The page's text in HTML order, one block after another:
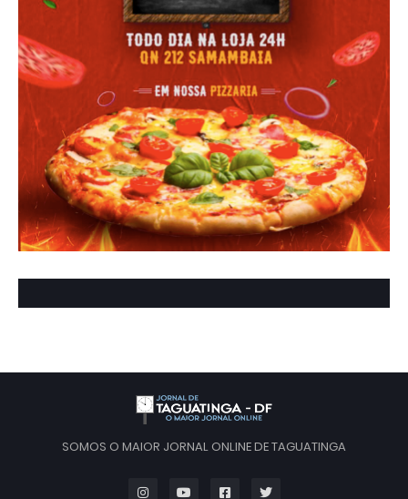
SOMOS O MAIOR JORNAL ONLINE DE TAGUATINGA